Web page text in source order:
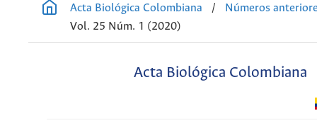
Acta Biológica Colombiana
/
Números
Vol. 25 Núm. 1 (2020)
Acta Biológica Colombiana